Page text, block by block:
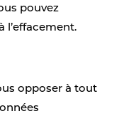
pouvez
l’effacement.
opposer à tout